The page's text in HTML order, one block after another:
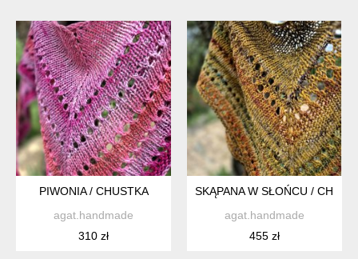
PIWONIA / CHUSTKA
agat.handmade
310 zł
SKĄPANA W SŁOŃCU /
agat.handmade
455 zł